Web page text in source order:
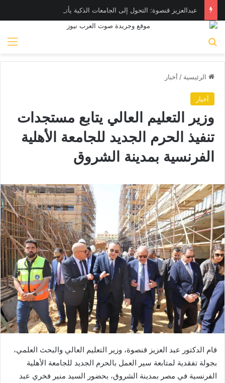
الرئيسية / أخبار
أخبار
وزير التعليم العالي يتابع مستجدات
تنفيذ الحرم الجديد للجامعة الأهلية
الفرنسية بمدينة الشروق
قام الدكتور عبد العزيز قنصوة، وزير التعليم العالي والبحث العلمي،
بجولة تفقدية لمتابعة سير العمل بالحرم الجديد للجامعة الأهلية
الفرنسية في مصر بمدينة الشروق، بحضور السيد منير فخري عبد